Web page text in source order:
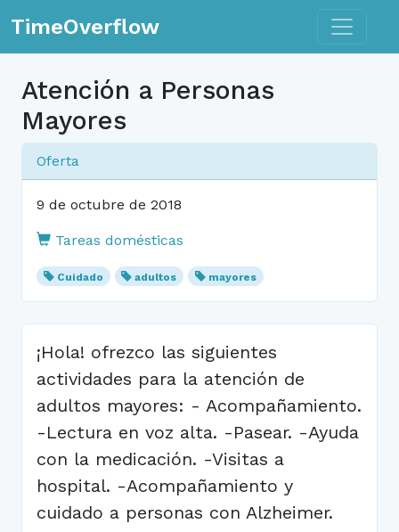
TimeOverflow Toggle
Atención a Personas
Mayores
Oferta
9 de octubre de 2018
Tareas domésticas
Cuidado adultos mayores
¡Hola! ofrezco las siguientes
actividades para la atención de
adultos mayores: - Acompañamiento.
-Lectura en voz alta. -Pasear. -Ayuda
con la medicación. -Visitas a
hospital. -Acompañamiento y
cuidado a personas con Alzheimer.